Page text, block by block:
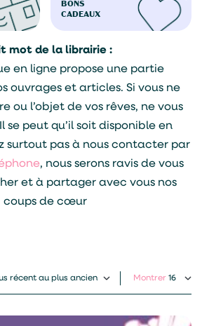
BONS
CADEAUX
mot de la librairie :
en ligne propose une partie
ouvrages et articles. Si vous ne
ou l’objet de vos rêves, ne vous
se peut qu’il soit disponible en
surtout pas à nous contacter par
, nous serons ravis de vous
et à partager avec vous nos
coups de cœur
Montrer